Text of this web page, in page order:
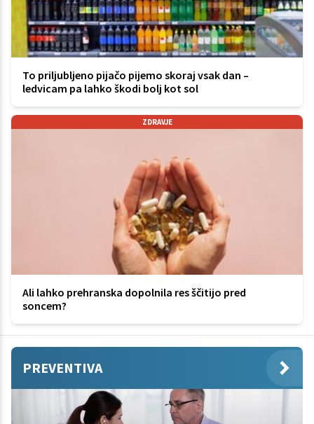
To priljubljeno pijačo pijemo skoraj vsak dan –
ledvicam pa lahko škodi bolj kot sol
ZDRAVJE
Ali lahko prehranska dopolnila res ščitijo pred
soncem?
PREVENTIVA